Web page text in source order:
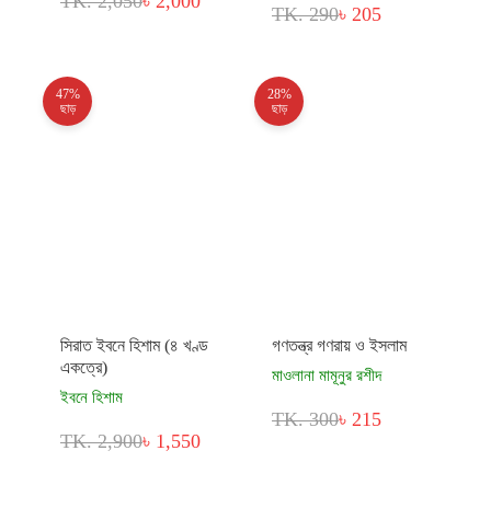
TK. 290৳ 205
47%
ছাড়
সিরাত ইবনে হিশাম (৪ খণ্ড
একত্রে)
ইবনে হিশাম
TK. 2,900৳ 1,550
28%
ছাড়
গণতন্ত্র গণরায় ও ইসলাম
মাওলানা মামূনুর রশীদ
TK. 300৳ 215